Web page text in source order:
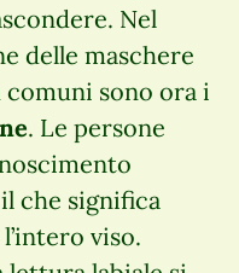
Nel
delle maschere
comuni sono ora i
. Le persone
che significa
viso.